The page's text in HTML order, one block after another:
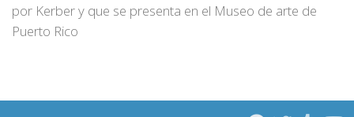
por Kerber y que se presenta en el Museo de arte de
Puerto Rico